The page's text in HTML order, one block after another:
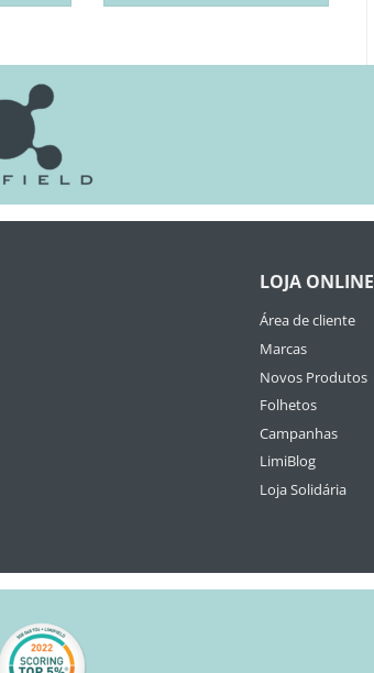
LOJA ONLINE
Área de cliente
Marcas
Novos Produtos
Folhetos
Campanhas
LimiBlog
Loja Solidária